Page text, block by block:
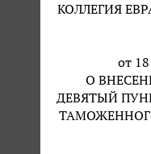
КОЛЛЕГИЯ
от
О
ДЕВЯТЫЙ